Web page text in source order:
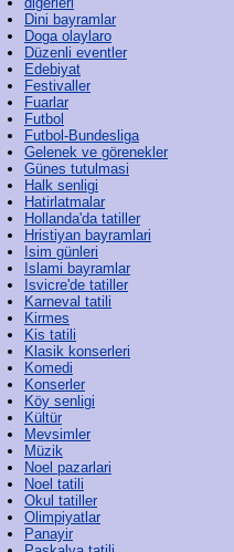
Dini bayramlar
Doga olaylaro
Düzenli eventler
Edebiyat
Festivaller
Fuarlar
Futbol
Futbol-Bundesliga
Gelenek ve görenekler
Günes tutulmasi
Halk senligi
Hatirlatmalar
Hollanda'da tatiller
Hristiyan bayramlari
Isim günleri
Islami bayramlar
Isvicre'de tatiller
Karneval tatili
Kirmes
Kis tatili
Klasik konserleri
Komedi
Konserler
Köy senligi
Kültür
Mevsimler
Müzik
Noel pazarlari
Noel tatili
Okul tatiller
Olimpiyatlar
Panayir